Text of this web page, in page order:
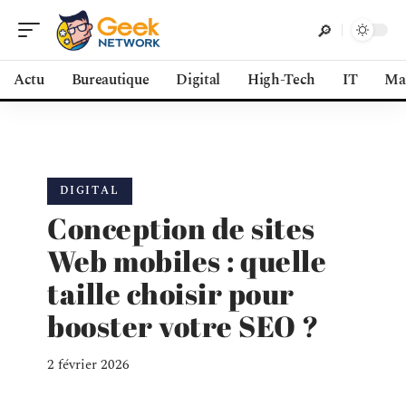
Actu Bureautique Digital High-Tech IT
DIGITAL
Conception de sites
Web mobiles : quelle
taille choisir pour
booster votre SEO ?
2 février 2026